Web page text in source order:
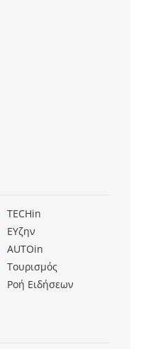
TECHin
ΕΥζην
AUTOin
Τουρισμός
Ροή Ειδήσεων